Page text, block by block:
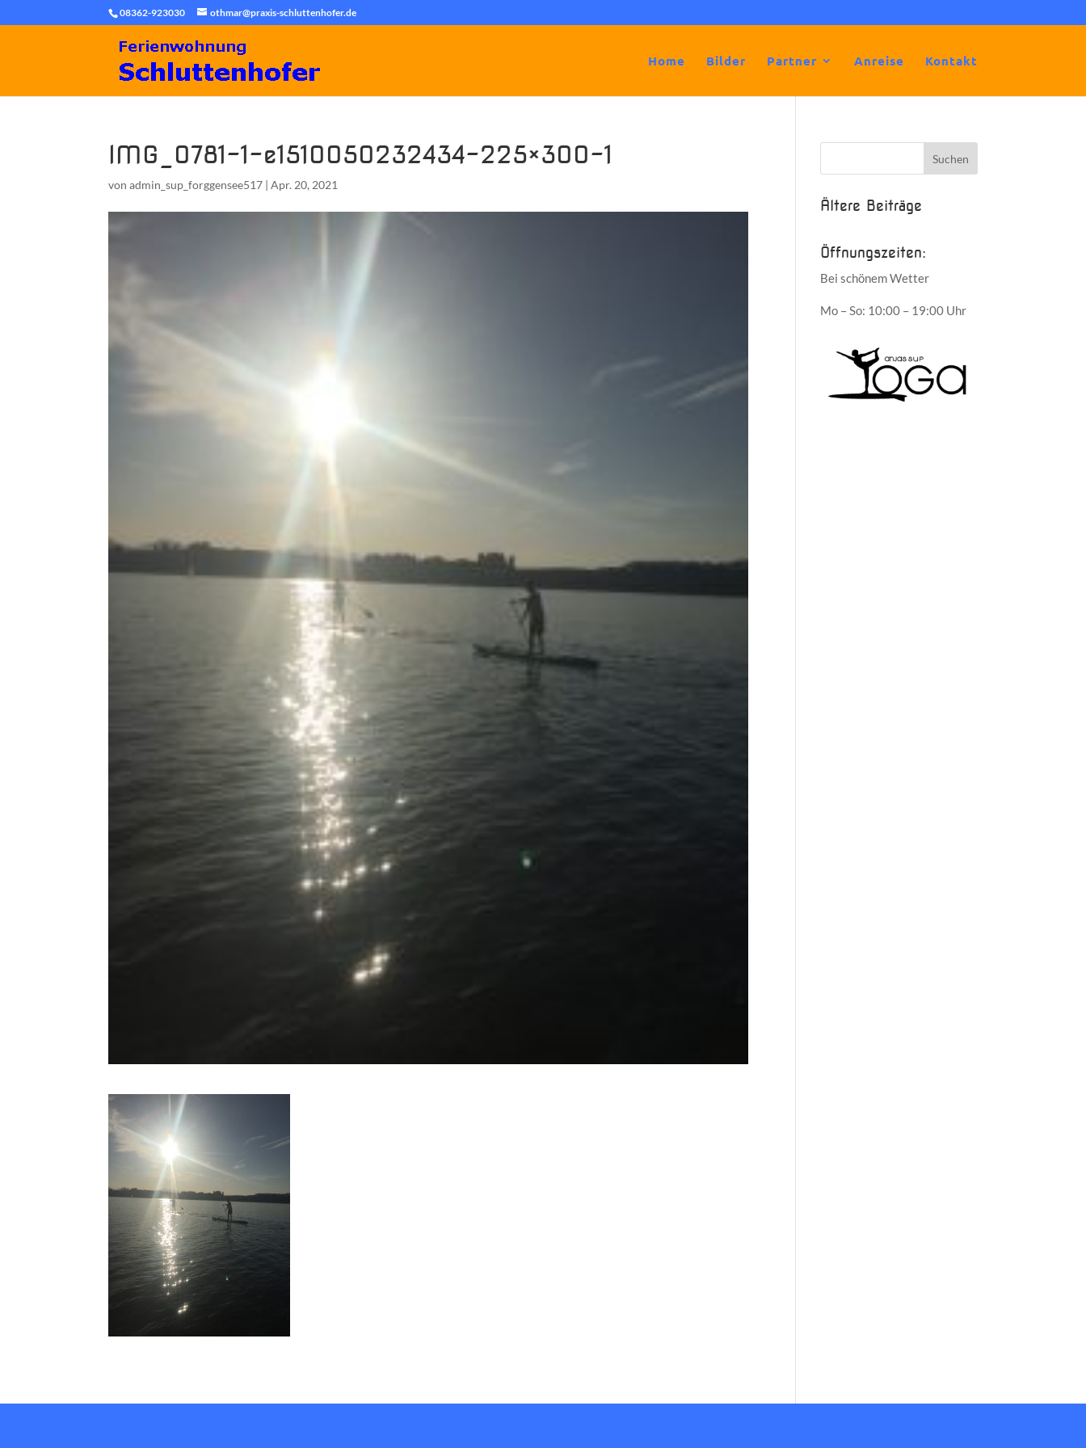
08362-923030 othmar@praxis-schluttenhofer.de
Home Bilder Partner Anreise Kontakt
IMG_0781-1-e1510050232434-225×300-1
vonadmin_sup_forggensee517 |Apr. 20, 2021
Ältere Beiträge
Öffnungszeiten:
Bei schönem Wetter
Mo – So: 10:00 – 19:00 Uhr